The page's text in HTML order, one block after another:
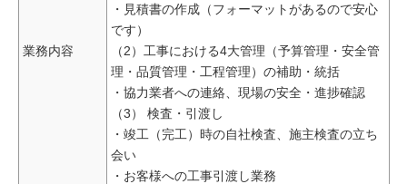
業務内容
・見積書の作成（フォーマットがあるので安心
です）
（2）工事における4大管理（予算管理・安全管
理・品質管理・工程管理）の補助・統括
・協力業者への連絡、現場の安全・進捗確認
（3） 検査・引渡し
・竣工（完工）時の自社検査、施主検査の立ち
会い
・お客様への工事引渡し業務